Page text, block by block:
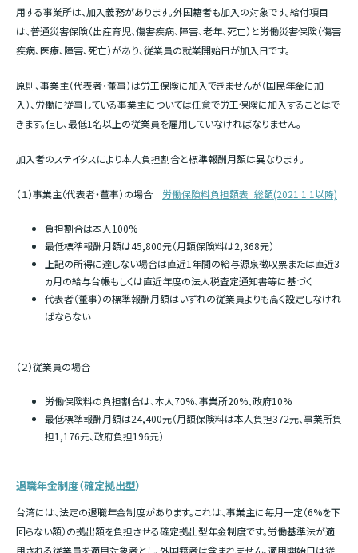
用する事業所は、加入義務があります。外国籍者も加入の対象です。給付項目
は、普通災害保険（出産育児、傷害疾病、障害、老年、死亡）と労働災害保険（傷害
疾病、医療、障害、死亡）があり、従業員の就業開始日が加入日です。
原則、事業主（代表者・董事）は労工保険に加入できませんが（国民年金に加
入）、労働に従事している事業主については任意で労工保険に加入することはで
きます。但し、最低1名以上の従業員を雇用していなければなりません。
加入者のステイタスにより本人負担割合と標準報酬月額は異なります。
（１）事業主（代表者・董事）の場合 労働保険料負担額表_総額(2021.1.1以降)
負担割合は本人100%
最低標準報酬月額は45,800元（月額保険料は2,368元）
上記の所得に達しない場合は直近1年間の給与源泉徴収票または直近3
ヵ月の給与台帳もしくは直近年度の法人税査定通知書等に基づく
代表者（董事）の標準報酬月額はいずれの従業員よりも高く設定しなけれ
ばならない
（２）従業員の場合
労働保険料の負担割合は、本人70%、事業所20%、政府10%
最低標準報酬月額は24,400元（月額保険料は本人負担372元、事業所負
担1,176元、政府負担196元）
退職年金制度（確定拠出型）
台湾には、法定の退職年金制度があります。これは、事業主に毎月一定（6%を下
回らない額）の拠出額を負担させる確定拠出型年金制度です。労働基準法が適
用される従業員を適用対象者とし、外国籍者は含まれません。適用開始日は従